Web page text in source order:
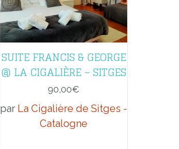
SUITE FRANCIS & GEORGE
@ LA CIGALIÈRE – SITGES
90,00€
par La Cigalière de Sitges -
Catalogne